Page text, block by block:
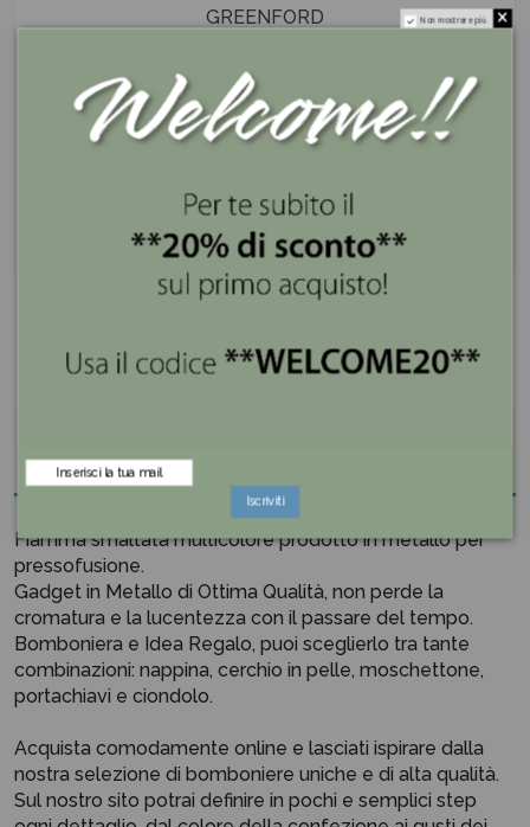
GREENFORD
Se lo compri ora lo ricevi entro 3 giorni
Spedizione gratis superiore a 100€
Fiamma smaltata multicolore prodotto in metallo per
pressofusione.
Gadget in Metallo di Ottima Qualità, non perde la
cromatura e la lucentezza con il passare del tempo.
Bomboniera e Idea Regalo, puoi sceglierlo tra tante
combinazioni: nappina, cerchio in pelle, moschettone,
portachiavi e ciondolo.
Acquista comodamente online e lasciati ispirare dalla
nostra selezione di bomboniere uniche e di alta qualità.
Sul nostro sito potrai definire in pochi e semplici step
Non mostrare più.
Iscriviti